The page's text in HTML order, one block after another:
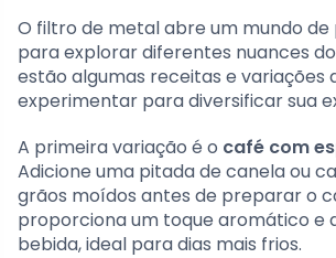
O filtro de metal abre um mundo de
para explorar diferentes nuances
estão algumas receitas e variações
experimentar para diversificar sua
A primeira variação é o café com
Adicione uma pitada de canela ou
grãos moídos antes de preparar o
proporciona um toque aromático e
bebida, ideal para dias mais frios.